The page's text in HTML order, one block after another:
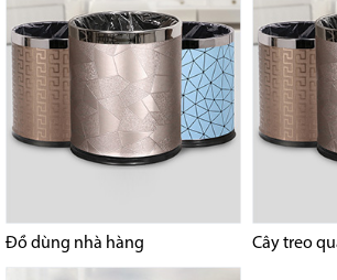
Đồ dùng nhà hàng Cây treo